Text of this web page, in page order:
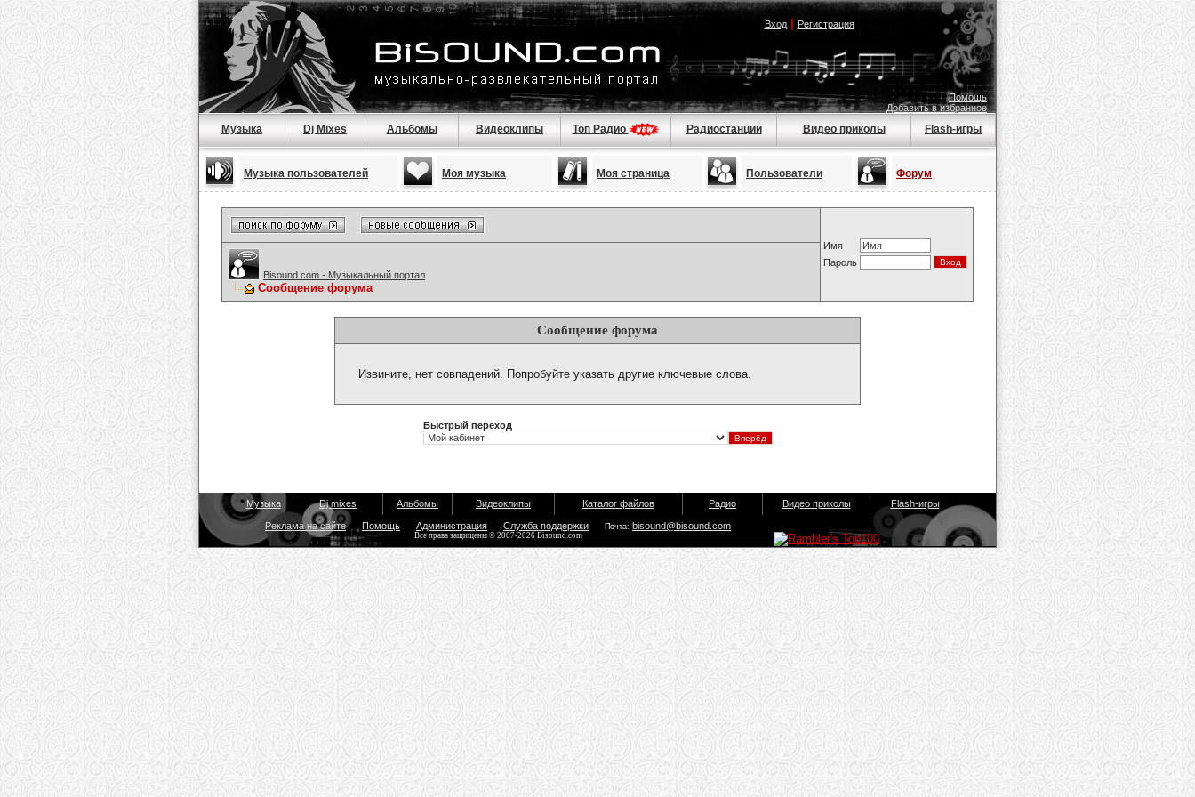
Вход| Регистрация
Помощь
Добавить в избранное
Музыка Dj Mixes Альбомы Видеоклипы Топ Радио Радиостанции Видео приколы Flash-игры
Музыка пользователей Моя музыка Моя страница Пользователи Форум
Имя
Пароль
Bisound.com - Музыкальный портал
Сообщение форума
Сообщение форума
Извините, нет совпадений. Попробуйте указать другие ключевые слова.
Быстрый переход
Музыка Dj mixes Альбомы Видеоклипы Каталог файлов Радио Видео приколы Flash-игры
Реклама на сайте Помощь Администрация Служба поддержки Почта: bisound@bisound.com
Все права защищены © 2007-2026 Bisound.com